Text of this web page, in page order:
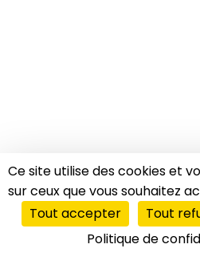
Ce site utilise des cookies et
sur ceux que vous souhaitez
Tout accepter
Tout
Politique deLE